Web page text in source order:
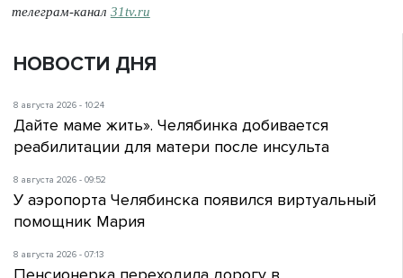
телеграм-канал 31tv.ru
НОВОСТИ ДНЯ
8 августа 2026 - 10:24
Дайте маме жить». Челябинка добивается
реабилитации для матери после инсульта
8 августа 2026 - 09:52
У аэропорта Челябинска появился виртуальный
помощник Мария
8 августа 2026 - 07:13